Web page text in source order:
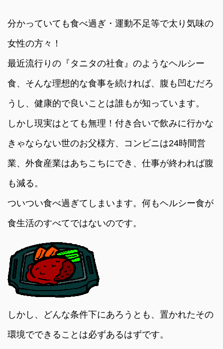
分かっていても食べ過ぎ・運動不足等で太り気味の
女性の方々！
最近流行りの『タニタの社食』のようなヘルシー
食、そんな理想的な食事を続ければ、腹も凹むだろ
うし、健康的で良いことは誰もが知っています。
しかし現実はとても無理！付き合いで飲みに行かな
きゃならない世のお父様方、コンビニは24時間営
業、外食産業はあちこちにでき、仕事が終われば腹
も減る。
ついつい食べ過ぎてしまいます。何もヘルシー食が
食生活のすべてではないのです。
しかし、どんな条件下にあろうとも、置かれたその
環境でできることは必ずあるはずです。